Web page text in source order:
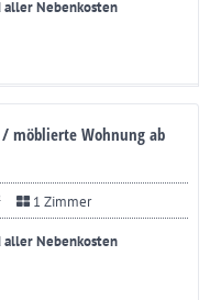
Nebenkosten
möblierte Wohnung ab
1 Zimmer
Nebenkosten